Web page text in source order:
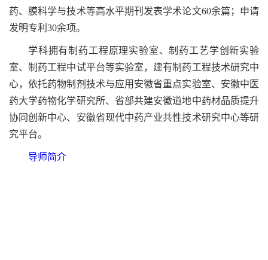
药、膜科学与技术等高水平期刊发表学术论文60余篇；申请
发明专利30余项。
学科拥有制药工程原理实验室、制药工艺学创新实验
室、制药工程中试平台等实验室，建有制药工程技术研究中
心，依托药物制剂技术与应用安徽省重点实验室、安徽中医
药大学药物化学研究所、省部共建安徽道地中药材品质提升
协同创新中心、安徽省现代中药产业共性技术研究中心等研
究平台。
导师简介